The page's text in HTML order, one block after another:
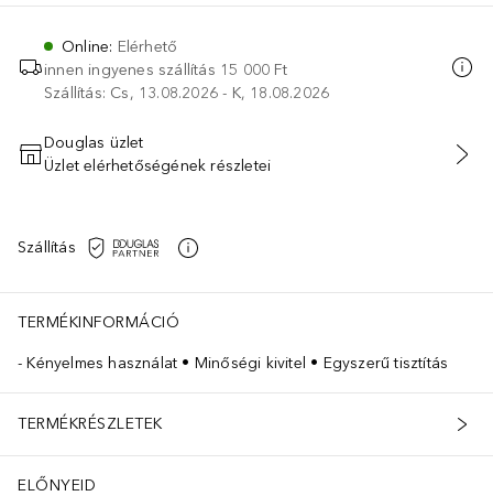
Online: Elérhető
innen ingyenes szállítás 15 000 Ft
Szállítás: Cs, 13.08.2026 - K, 18.08.2026
KOSÁRBA HELYEZÉS
Douglas üzlet
Üzlet elérhetőségének részletei
Szállítás
TERMÉKINFORMÁCIÓ
Kényelmes használat • Minőségi kivitel • Egyszerű tisztítás
TERMÉKRÉSZLETEK
ELŐNYEID